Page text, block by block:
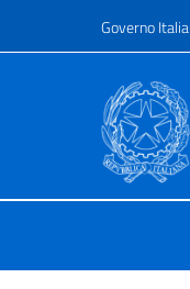
Governo